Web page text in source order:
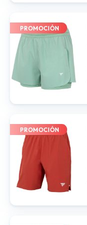
PROMOCIÓN
PROMOCIÓN